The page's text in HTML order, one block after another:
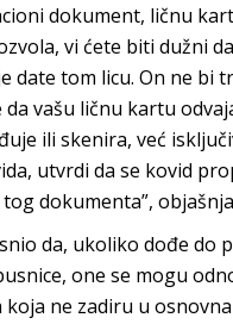
dokument, ličnu
vi ćete biti dužni
date tom licu. On ne bi
da vašu ličnu kartu
ili skenira, već
utvrdi da se kovid
tog dokumenta”,
da, ukoliko dođe do
one se mogu
koja ne zadiru u